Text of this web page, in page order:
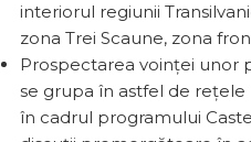
interiorul regiunii
zona Trei Scaune, zona
Prospectarea voinței unor
se grupa în astfel de
în cadrul programului